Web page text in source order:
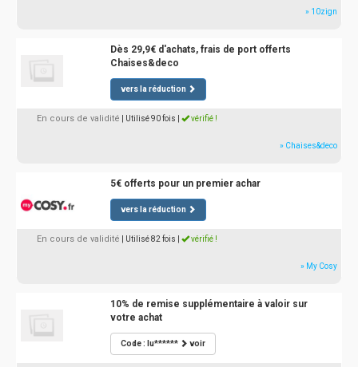
» 10zign
Dès 29,9€ d'achats, frais de port offerts
Chaises&deco
vers la réduction
En cours de validité | Utilisé 90 fois vérifié !
» Chaises&deco
5€ offerts pour un premier achar
vers la réduction
En cours de validité | Utilisé 82 fois vérifié !
» My Cosy
10% de remise supplémentaire à valoir sur
votre achat
Code : lu****** voir